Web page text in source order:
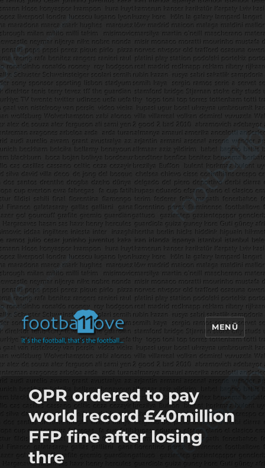
footbaLLove
MENÜ
QPR ordered to pay
world record £40million
FFP fine after losing
thre